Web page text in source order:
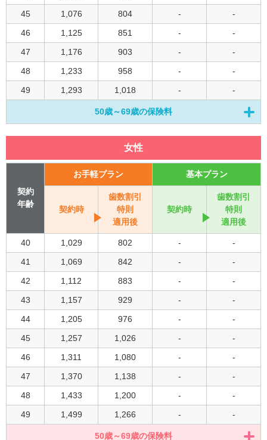
45
1,076 804 -
-
46
1,125 851 -
-
47
1,176 903 -
-
48
1,233 958 -
-
49
1,293 1,018 - -
50歳～69歳の保険料
女性
契約
年齢
お手軽プラン 基本プラン
契約時
歯数割引
特則
適用後
契約時
歯数割引
特則
適用後
40 1,029 802 -
-
41
1,069 842 -
-
42
1,112 883 -
-
43
1,157 929 -
-
44
1,205 976 -
-
45
1,257 1,026 -
-
46
1,311 1,080 -
-
47
1,370 1,138 -
-
48
1,433 1,200 -
-
49
1,499 1,266 - -
50歳～69歳の保険料